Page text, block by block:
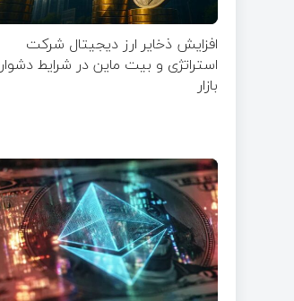
افزایش ذخایر ارز دیجیتال شرکت
استراتژی و بیت ماین در شرایط دشوار
بازار